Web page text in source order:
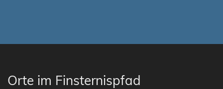
Orte im Finsternispfad